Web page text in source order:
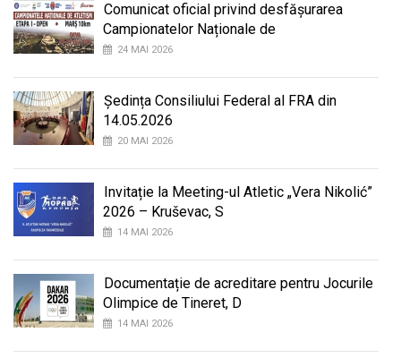
Comunicat oficial privind desfășurarea
Campionatelor Naționale de
24 MAI 2026
Ședința Consiliului Federal al FRA din
14.05.2026
20 MAI 2026
Invitație la Meeting-ul Atletic „Vera Nikolić”
2026 – Kruševac, S
14 MAI 2026
Documentație de acreditare pentru Jocurile
Olimpice de Tineret, D
14 MAI 2026